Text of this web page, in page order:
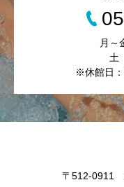
月
土
※休館日
〒512-0911